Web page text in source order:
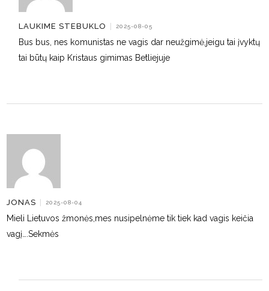
LAUKIME STEBUKLO | 2025-08-05
Bus bus, nes komunistas ne vagis dar neužgimė,jeigu tai įvyktų
tai būtų kaip Kristaus gimimas Betliejuje
JONAS | 2025-08-04
Mieli Lietuvos žmonės,mes nusipelnėme tik tiek kad vagis keičia
vagį….Sekmės